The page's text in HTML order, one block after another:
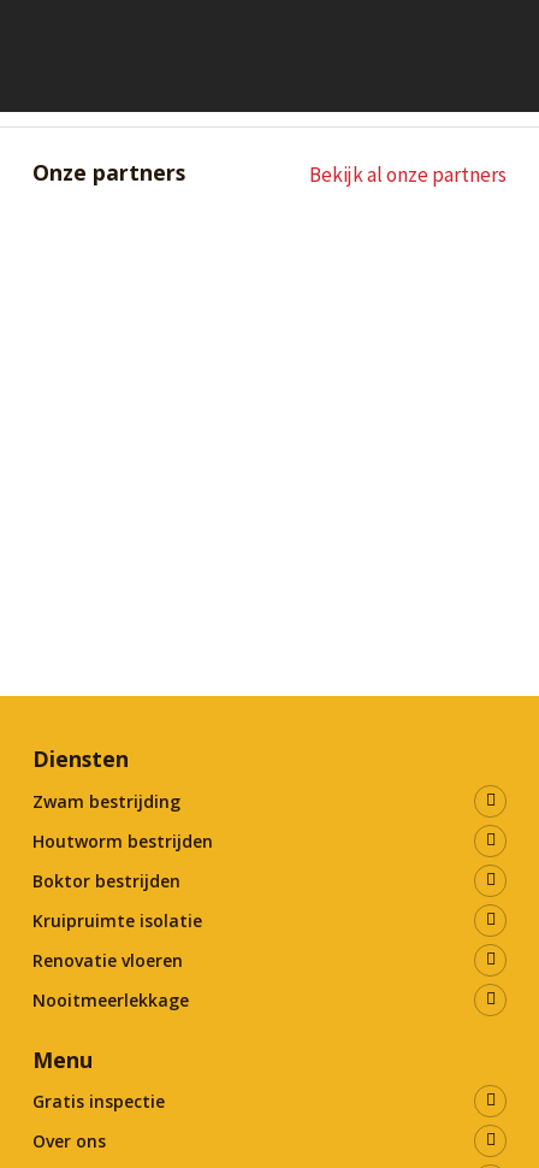
Onze partners Bekijk al onze partners
Diensten
Zwam bestrijding
Houtworm bestrijden
Boktor bestrijden
Kruipruimte isolatie
Renovatie vloeren
Nooitmeerlekkage
Menu
Gratis inspectie
Over ons